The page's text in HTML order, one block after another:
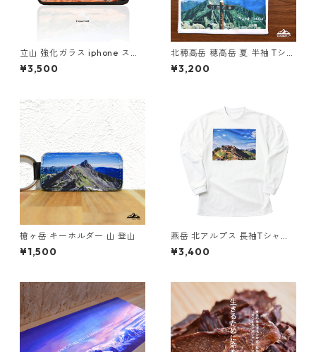
立山 強化ガラス iphone スマ
ホケース スマホカバーアウト
ドア 紅葉 雷鳥沢キャンプ場 登
¥3,500
北穂高岳 穂高岳 夏 半袖 Tシャ
ツ ホワイト ドライ 吸水速乾
山 登山 アウトドア
¥3,200
槍ヶ岳 キーホルダー 山 登山
¥1,500
燕岳 北アルプス 長袖Tシャツ
ホワイト ドライ 吸水速乾 山
登山 山Tシャツ 山のイラスト
¥3,400